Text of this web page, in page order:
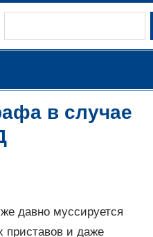
в случае
давно муссируется
и даже